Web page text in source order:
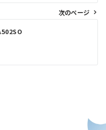
次のページ